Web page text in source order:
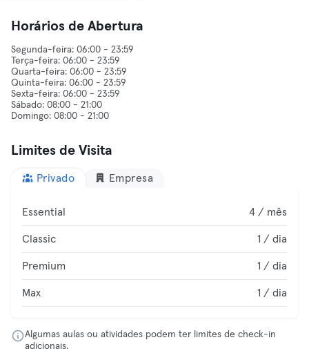
Horários de Abertura
Segunda-feira: 06:00 - 23:59
Terça-feira: 06:00 - 23:59
Quarta-feira: 06:00 - 23:59
Quinta-feira: 06:00 - 23:59
Sexta-feira: 06:00 - 23:59
Sábado: 08:00 - 21:00
Limites de Visita
Privado Empresa
Essential 4 / mês
Classic 1 / dia
Premium 1 / dia
Max 1 / dia
Algumas aulas ou atividades podem ter limites de check-in
adicionais.